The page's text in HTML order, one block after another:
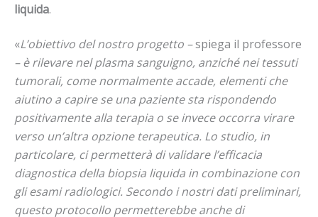
liquida.
«L’obiettivo del nostro progetto –spiega il professore
– è rilevare nel plasma sanguigno, anziché nei tessuti
tumorali, come normalmente accade, elementi che
aiutino a capire se una paziente sta rispondendo
positivamente alla terapia o se invece occorra virare
verso un’altra opzione terapeutica. Lo studio, in
particolare, ci permetterà di validare l’efficacia
diagnostica della biopsia liquida in combinazione con
gli esami radiologici. Secondo i nostri dati preliminari,
questo protocollo permetterebbe anche di